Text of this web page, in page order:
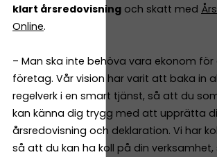
klart årsredovisning och skatt med
Online.
– Man ska inte behöva vara ekonom
företag. Vår vision har varit att baka in
regelverk i en smart tjänst, så att du
kan känna dig trygg med att upprätta
årsredovisning och deklaration. Vi har
så att du kan ha koll på din verksamhet,